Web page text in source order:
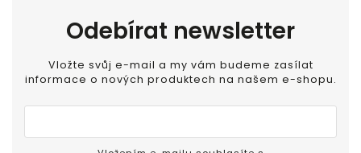
Odebírat newsletter
Vložte svůj e-mail a my vám budeme zasílat
informace o nových produktech na našem e-shopu.